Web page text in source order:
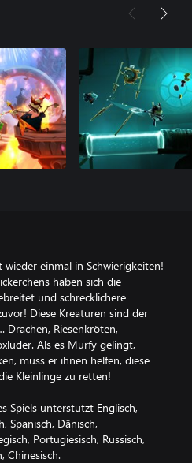
einmal in Schwierigkeiten!
haben sich die
und schrecklichere
Diese Kreaturen sind der
Drachen, Riesenkröten,
Als es Murfy gelingt,
muss er ihnen helfen, diese
Kleinlinge zu retten!
Spiels unterstützt Englisch,
Spanisch, Dänisch,
Portugiesisch, Russisch,
Chinesisch.